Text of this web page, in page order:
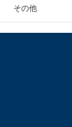
その他